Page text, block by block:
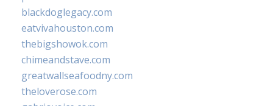
blackdoglegacy.com
eatvivahouston.com
thebigshowok.com
chimeandstave.com
greatwallseafoodny.com
theloverose.com